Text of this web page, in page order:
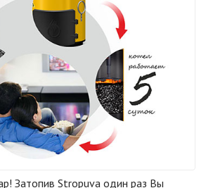
Затопив Stropuva один раз Вы